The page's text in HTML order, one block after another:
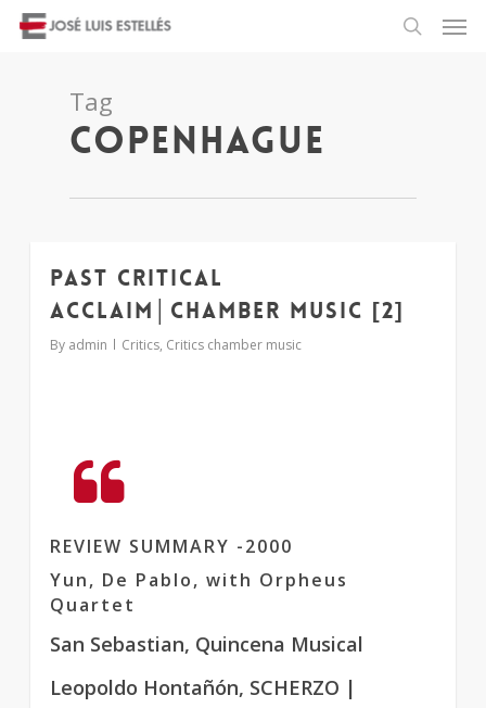
Tag
copenhague
Past critical
acclaim│chamber music [2]
By admin Critics, Critics chamber music
REVIEW SUMMARY -2000
Yun, De Pablo, with Orpheus
Quartet
San Sebastian, Quincena Musical
Leopoldo Hontañón, SCHERZO |
1